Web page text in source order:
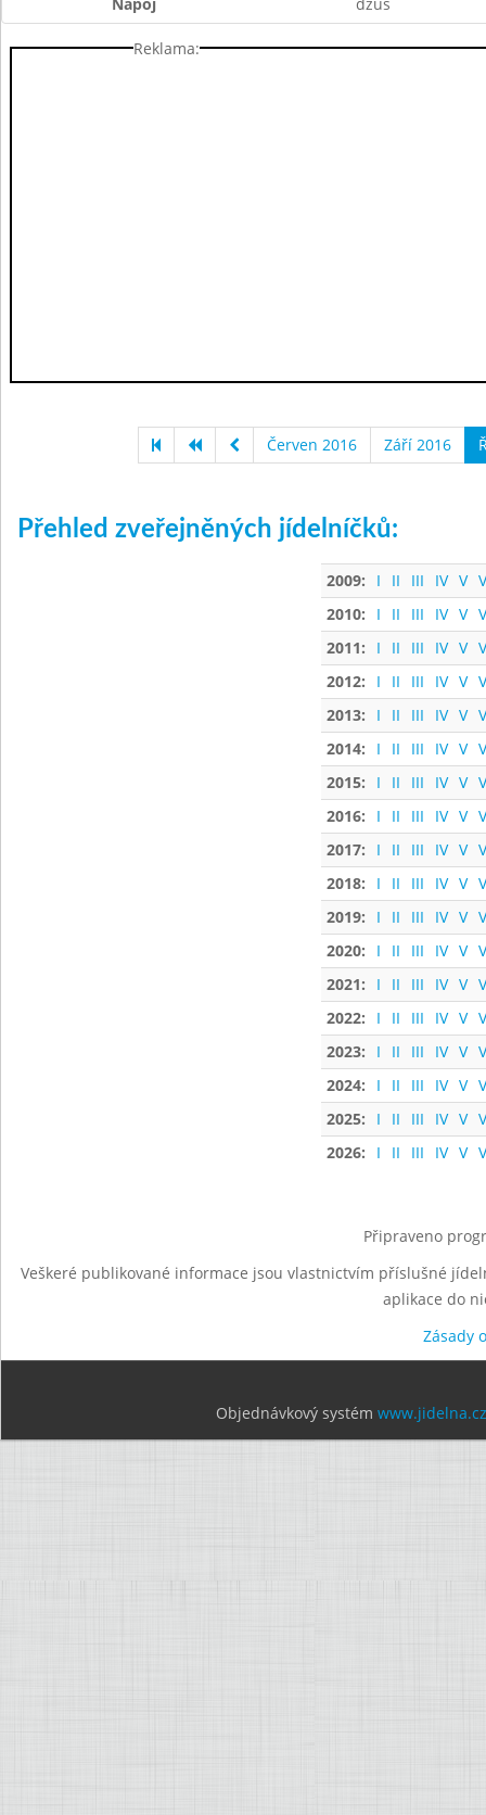
Reklama:
Červen 2016 Září 2016
Přehled zveřejněných jídelníčků:
2009: I II III IV V
2010:
I II III IV V
2011:
I II III IV V
2012:
I II III IV V
2013:
I II III IV V
2014:
I II III IV V
2015:
I II III IV V
2016:
I II III IV V
2017:
I II III IV V
2018:
I II III IV V
2019:
I II III IV V
2020:
I II III IV V
2021:
I II III IV V
2022:
I II III IV V
2023:
I II III IV V
2024:
I II III IV V
2025:
I II III IV V
2026:
I II III IV V
Připraveno
Veškeré publikované informace jsou vlastnictvím příslušné
aplikace do
Zásady
Objednávkový systém www.jidelna.cz